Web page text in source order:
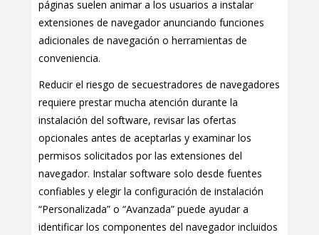
páginas suelen animar a los usuarios a instalar
extensiones de navegador anunciando funciones
adicionales de navegación o herramientas de
conveniencia.
Reducir el riesgo de secuestradores de navegadores
requiere prestar mucha atención durante la
instalación del software, revisar las ofertas
opcionales antes de aceptarlas y examinar los
permisos solicitados por las extensiones del
navegador. Instalar software solo desde fuentes
confiables y elegir la configuración de instalación
“Personalizada” o “Avanzada” puede ayudar a
identificar los componentes del navegador incluidos